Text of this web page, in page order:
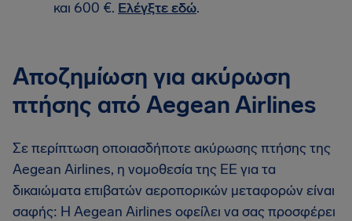
και 600 €. Ελέγξτε εδώ.
Αποζημίωση για ακύρωση
πτήσης από Aegean Airlines
Σε περίπτωση οποιασδήποτε ακύρωσης πτήσης της
Aegean Airlines, η νομοθεσία της ΕΕ για τα
δικαιώματα επιβατών αεροπορικών μεταφορών είναι
σαφής: Η Aegean Airlines οφείλει να σας προσφέρει